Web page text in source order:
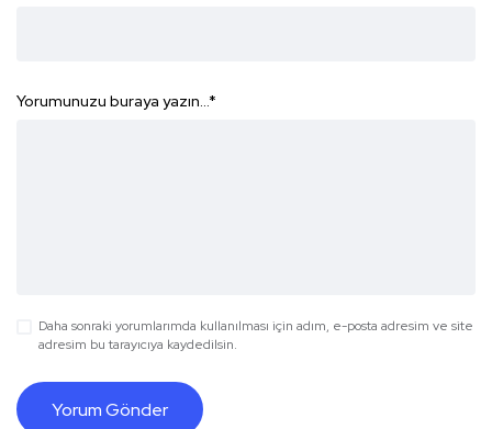
Yorumunuzu buraya yazın...*
Daha sonraki yorumlarımda kullanılması için adım, e-posta adresim ve site
adresim bu tarayıcıya kaydedilsin.